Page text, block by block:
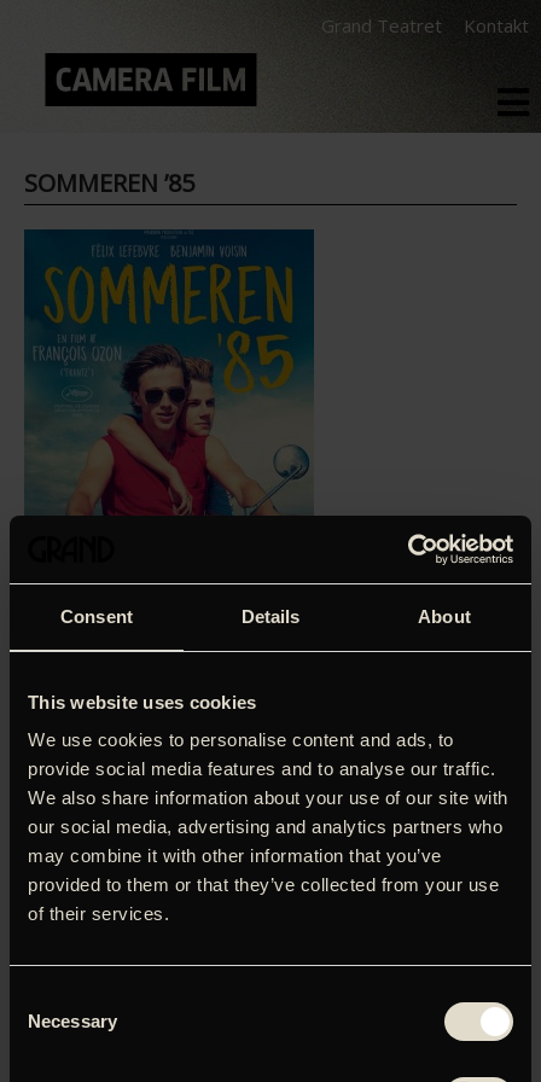
Consent Details About
This website uses cookies
We use cookies to personalise content and ads, to
provide social media features and to analyse our traffic.
We also share information about your use of our site with
our social media, advertising and analytics partners who
may combine it with other information that you’ve
provided to them or that they’ve collected from your use
of their services.
Selection
Necessary
Grand Teatret Kontakt
SOMMEREN ’85
'Sommeren ’85' er et lidenskabeligt drama svøbt i en
Alexis reddes heltemodigt af den lidt ældre David. Alexis
har mødt sine drømmes bedste ven, men vil drømmen
vare længere end én sommer, sommeren ’85? Den franske
veteran François Ozon ('Selv i de bedste hjem', 'Frantz',
'Gud være lovet') har instrueret 'Sommeren ’85', der var
udtaget som del af det officielle festivalprogram på
Cannes Festivalen i 2020.
Brugernavn eller e-mailadresse